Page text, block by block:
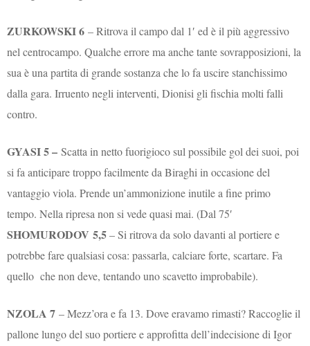
ZURKOWSKI 6– Ritrova il campo dal 1′ ed è il più aggressivo
nel centrocampo. Qualche errore ma anche tante sovrapposizioni, la
sua è una partita di grande sostanza che lo fa uscire stanchissimo
dalla gara. Irruento negli interventi, Dionisi gli fischia molti falli
contro.
GYASI 5 –Scatta in netto fuorigioco sul possibile gol dei suoi, poi
si fa anticipare troppo facilmente da Biraghi in occasione del
vantaggio viola. Prende un’ammonizione inutile a fine primo
tempo. Nella ripresa non si vede quasi mai. (Dal 75′
SHOMURODOV 5,5– Si ritrova da solo davanti al portiere e
potrebbe fare qualsiasi cosa: passarla, calciare forte, scartare. Fa
quello che non deve, tentando uno scavetto improbabile).
NZOLA 7–Mezz’ora e fa 13. Dove eravamo rimasti? Raccoglie il
pallone lungo del suo portiere e approfitta dell’indecisione di Igor